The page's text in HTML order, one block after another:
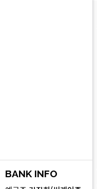
BANK INFO